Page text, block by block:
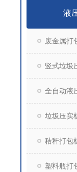
液
废金属打
竖式垃圾
全自动液
垃圾压实
秸秆打包
塑料瓶打